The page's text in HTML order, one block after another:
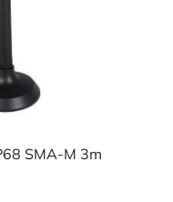
SMA-M 3m